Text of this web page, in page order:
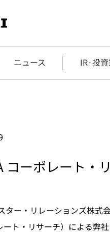
ニュース IR·投
コーポレート・
ター・リレーションズ株
ート・リサーチ）による